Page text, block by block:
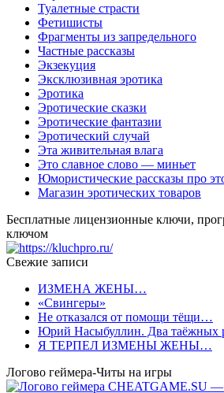
Туалетные страсти
Фетишисты
Фрагменты из запредельного
Частные рассказы
Экзекуция
Эксклюзивная эротика
Эротика
Эротические сказки
Эротические фантазии
Эротический случай
Эта живительная влага
Это славное слово — миньет
Юмористические рассказы про
Магазин эротических товаров
Бесплатные лицензионные ключи,
ключом
Свежие записи
ИЗМЕНА ЖЕНЫ…
«Свингеры»
Не отказался от помощи тёщи…
Юрий Насыбуллин. Два таёжных
Я ТЕРПЕЛ ИЗМЕНЫ ЖЕНЫ…
Логово геймера-Читы на игры